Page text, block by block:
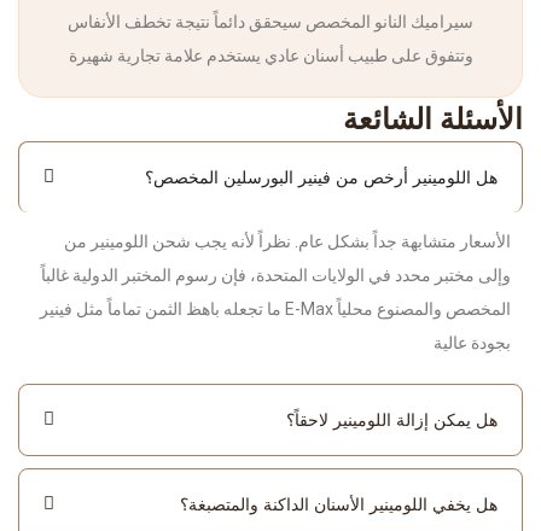
سيراميك النانو المخصص سيحقق دائماً نتيجة تخطف الأنفاس
وتتفوق على طبيب أسنان عادي يستخدم علامة تجارية شهيرة
الأسئلة الشائعة
هل اللومينير أرخص من فينير البورسلين المخصص؟
الأسعار متشابهة جداً بشكل عام. نظراً لأنه يجب شحن اللومينير من
وإلى مختبر محدد في الولايات المتحدة، فإن رسوم المختبر الدولية غالباً
ما تجعله باهظ الثمن تماماً مثل فينير E-Max المخصص والمصنوع محلياً
بجودة عالية
هل يمكن إزالة اللومينير لاحقاً؟
هل يخفي اللومينير الأسنان الداكنة والمتصبغة؟